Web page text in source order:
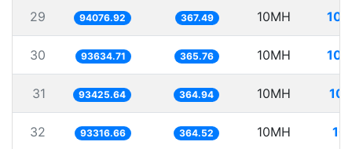
29 94076.92 367.49 10MH
30 93634.71 365.76 10MH
31 93425.64 364.94 10MH
32 93316.66 364.52 10MH